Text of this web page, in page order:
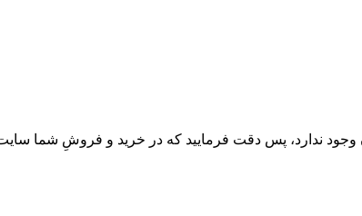
ندارد، پس دقت فرمایید که در خرید و فروشِ شما سایت